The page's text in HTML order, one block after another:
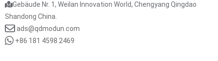
Gebäude Nr. 1, Weilan Innovation World, Chengyang Qingdao
Shandong China.
ads@qdmodun.com
+86 181 4598 2469